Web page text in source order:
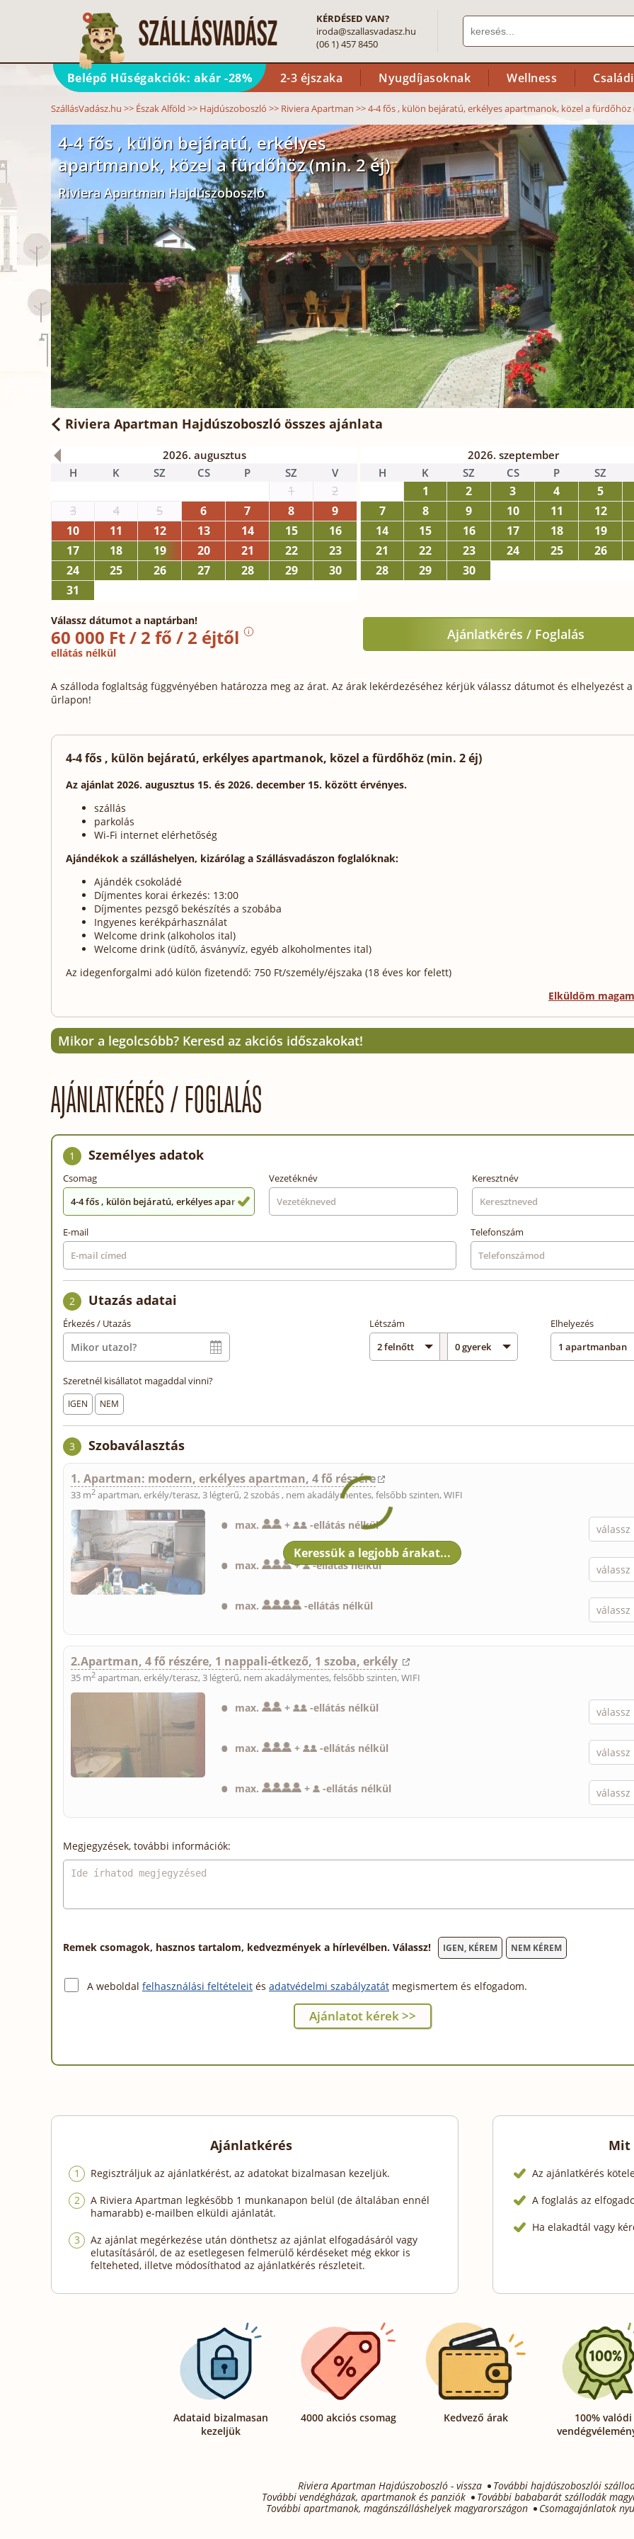
KÉRDÉSED VAN?
iroda@szallasvadasz.hu
(06 1) 457 8450
Belépő Hűségakciók: akár -28% 2-3 éjszaka Nyugdíjasoknak Wellness
SzállásVadász.hu >> Észak Alföld >> Hajdúszoboszló >> Riviera Apartman >>4-4 fős , külön bejáratú, erkélyes apartmanok, közel a fürdőhöz
4-4 fős , külön bejáratú, erkélyes
apartmanok, közel a fürdőhöz (min. 2 éj)
Riviera Apartman Hajdúszoboszló
Riviera Apartman Hajdúszoboszló összes ajánlata
2026. augusztus
H
K SZ CS P SZ V
1
2
3
4 5 6 7 8
9
10
11 12 13 14 15
16
17
18 19 20 21 22
23
24
25 26 27 28 29
30
31
2026. szeptember
H
K SZ CS P SZ
1 2 3 4
5
7
8 9 10 11
12
14
15 16 17 18
19
21
22 23 24 25
26
28
29 30
Válassz dátumot a naptárban!
60 000 Ft / 2 fő / 2 éjtől
ellátás nélkül
Ajánlatkérés / Foglalás
A szálloda foglaltság függvényében határozza meg az árat. Az árak lekérdezéséhez kérjük válassz dátumot és elhelyezést
űrlapon!
4-4 fős , külön bejáratú, erkélyes apartmanok, közel a fürdőhöz (min. 2 éj)
Az ajánlat 2026. augusztus 15. és 2026. december 15. között érvényes.
szállás
parkolás
Wi-Fi internet elérhetőség
Ajándékok a szálláshelyen, kizárólag a Szállásvadászon foglalóknak:
Ajándék csokoládé
Díjmentes korai érkezés: 13:00
Díjmentes pezsgő bekészítés a szobába
Ingyenes kerékpárhasználat
Welcome drink (alkoholos ital)
Welcome drink (üdítő, ásványvíz, egyéb alkoholmentes ital)
Az idegenforgalmi adó külön fizetendő: 750 Ft/személy/éjszaka (18 éves kor felett)
Elküldöm
Mikor a legolcsóbb? Keresd az akciós időszakokat!
AJÁNLATKÉRÉS / FOGLALÁS
1 Személyes adatok
Csomag
4-4 fős , külön bejáratú, erkélyes apartmanok, közel a fürdőhöz (min. 2 éj)
Vezetéknév Keresztnév
E-mail Telefonszám
2 Utazás adatai
Érkezés / Utazás Létszám Elhelyezés
Szeretnél kisállatot magaddal vinni?
IGEN NEM
3 Szobaválasztás
1. Apartman: modern, erkélyes apartman, 4 fő részére
33 m2 apartman, erkély/terasz, 3 légterű, 2 szobás , nem akadálymentes, felsőbb szinten, WIFI
max. + -ellátás nélkül
max. + -ellátás nélkül
max. -ellátás nélkül
2.Apartman, 4 fő részére, 1 nappali-étkező, 1 szoba, erkély
35 m2 apartman, erkély/terasz, 3 légterű, nem akadálymentes, felsőbb szinten, WIFI
max. + -ellátás nélkül
max. + -ellátás nélkül
max. + -ellátás nélkül
Megjegyzések, további információk:
Remek csomagok, hasznos tartalom, kedvezmények a hírlevélben. Válassz! IGEN, KÉREM NEM KÉREM
A weboldal felhasználási feltételeit és adatvédelmi szabályzatát megismertem és elfogadom.
Ajánlatkérés
Regisztráljuk az ajánlatkérést, az adatokat bizalmasan kezeljük.
A Riviera Apartman legkésőbb 1 munkanapon belül (de általában ennél
hamarabb) e-mailben elküldi ajánlatát.
Az ajánlat megérkezése után dönthetsz az ajánlat elfogadásáról vagy
elutasításáról, de az esetlegesen felmerülő kérdéseket még ekkor is
felteheted, illetve módosíthatod az ajánlatkérés részleteit.
Mit
Az ajánlatkérés
A foglalás az
Ha elakadtál vagy
Adataid bizalmasan
kezeljük
4000 akciós csomag Kedvező árak
100% valódi
Riviera Apartman Hajdúszoboszló - vissza
További hajdúszoboszlói
További vendégházak, apartmanok és panziók
További bababarát szállodák
További apartmanok, magánszálláshelyek magyarországon
Csomagajánlatok